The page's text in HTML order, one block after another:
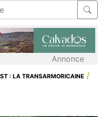
Annonce
: LA TRANSARMORICAINE